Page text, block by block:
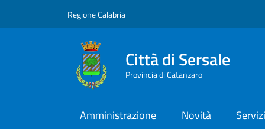
Regione Calabria
Città di Sersale
Provincia di Catanzaro
Amministrazione Novità